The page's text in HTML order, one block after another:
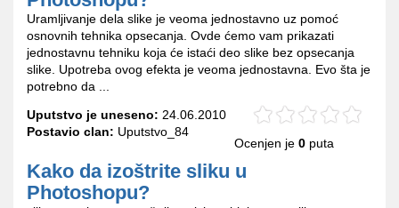
Uramljivanje dela slike je veoma jednostavno uz pomoć
osnovnih tehnika opsecanja. Ovde ćemo vam prikazati
jednostavnu tehniku koja će istaći deo slike bez opsecanja
slike. Upotreba ovog efekta je veoma jednostavna. Evo šta je
potrebno da ...
Uputstvo je uneseno: 24.06.2010
Postavio clan: Uputstvo_84
Ocenjen je 0 puta
Kako da izoštrite sliku u
Photoshopu?